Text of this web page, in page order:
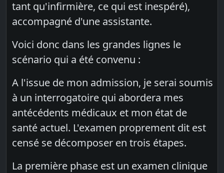
tant qu'infirmière, ce qui est inespéré),
accompagné d'une assistante.
Voici donc dans les grandes lignes le
scénario qui a été convenu :
A l'issue de mon admission, je serai soumis
à un interrogatoire qui abordera mes
antécédents médicaux et mon état de
santé actuel. L'examen proprement dit est
censé se décomposer en trois étapes.
La première phase est un examen clinique